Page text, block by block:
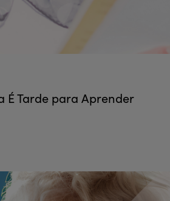
É Tarde para Aprender